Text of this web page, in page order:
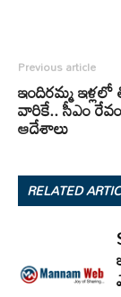
Previous article
ఇందిరమ్మ
వారికే.. సీఎం
ఆదేశాలు
RELATED